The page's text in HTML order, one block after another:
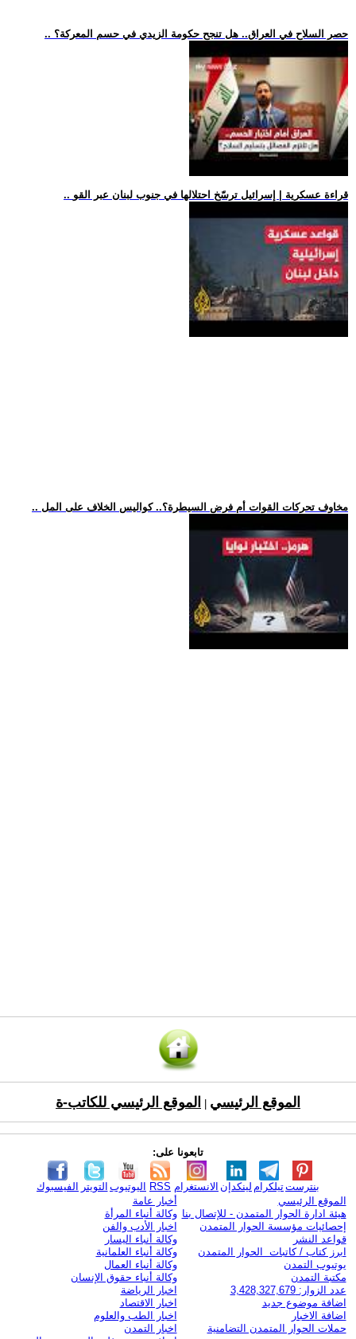
.. حصر السلاح في العراق.. هل تنجح حكومة الزيدي في حسم المعركة؟
.. قراءة عسكرية | إسرائيل ترسّخ احتلالها في جنوب لبنان عبر القو
.. مخاوف تحركات القوات أم فرض السيطرة؟.. كواليس الخلاف على المل
الموقع الرئيسي الموقع الرئيسي للكاتب-ة
تابعونا على:
الفيسبوك التويتر اليوتيوب RSS الانستغرام لينكدإن تيلكرامبنترست
الموقع الرئيسي
هيئة ادارة الحوار المتمدن - للإتصال بنا
إحصائيات مؤسسة الحوار المتمدن
قواعد النشر
ابرز كتاب / كاتبات الحوار المتمدن
يوتيوب التمدن
مكتبة التمدن
عدد الزوار: 3,428,327,679
اضافة موضوع جديد
اضافة الاخبار
حملات الحوار المتمدن التضامنية
أخبار عامة
وكالة أنباء المرأة
اخبار الأدب والفن
وكالة أنباء اليسار
وكالة أنباء العلمانية
وكالة أنباء العمال
وكالة أنباء حقوق الإنسان
اخبار الرياضة
اخبار الاقتصاد
اخبار الطب والعلوم
اخبار التمدن